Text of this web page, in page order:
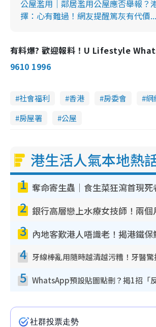
公屋濫用｜鄰居濫用公屋應否舉報？
擇：心有難過！網友提醒篤灰有代價...
有料爆? 歡迎報料！U Lifestyle
9610 1996
社會福利 香港 房委會
網
房屋署
公屋
港生活人氣本地熱
1
2
3
4
5